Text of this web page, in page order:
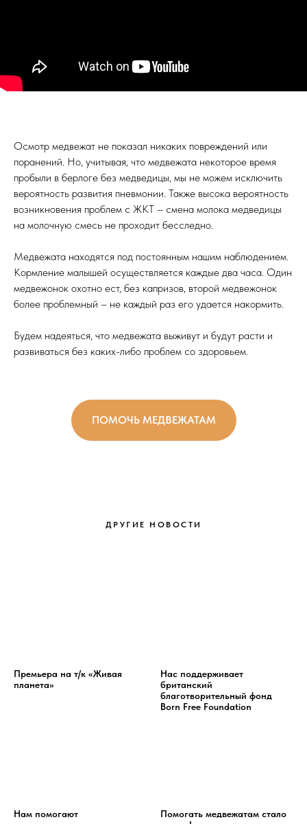
Осмотр медвежат не показал никаких повреждений или
поранений. Но, учитывая, что медвежата некоторое время
пробыли в берлоге без медведицы, мы не можем исключить
вероятность развития пневмонии. Также высока вероятность
возникновения проблем с ЖКТ – смена молока медведицы
на молочную смесь не проходит бесследно.
Медвежата находятся под постоянным нашим наблюдением.
Кормление малышей осуществляется каждые два часа. Один
медвежонок охотно ест, без капризов, второй медвежонок
более проблемный – не каждый раз его удается накормить.
Будем надеяться, что медвежата выживут и будут расти и
развиваться без каких-либо проблем со здоровьем.
ПОМОЧЬ МЕДВЕЖАТАМ
ДРУГИЕ НОВОСТИ
Премьера на т/к «Живая
планета»
Нас поддерживает
британский
благотворительный фонд
Born Free Foundation
Нам помогают
Помогать медвежатам стало